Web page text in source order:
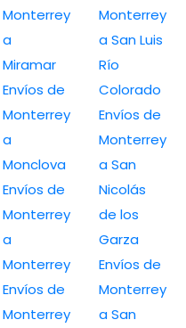
Monterrey
a
Miramar
Envíos de
Monterrey
a
Monclova
Envíos de
Monterrey
a
Monterrey
Envíos de
Monterrey
Monterrey
a San Luis
Río
Colorado
Envíos de
Monterrey
a San
Nicolás
de los
Garza
Envíos de
Monterrey
a San